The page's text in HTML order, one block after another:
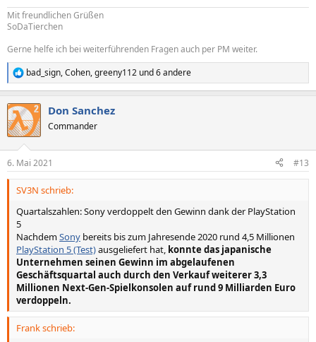
Mit freundlichen Grüßen
SoDaTierchen
Gerne helfe ich bei weiterführenden Fragen auch per PM weiter.
R
e
k
t
i
e
n
bad_sign,Cohen,greeny112 und 6 andere
Don Sanchez
Commander
6. Mai 2021 #13
SV3N schrieb:
Quartalszahlen: Sony verdoppelt den Gewinn dank der PlayStation
5
NachdemSony bereits bis zum Jahresende 2020 rund 4,5 Millionen
PlayStation 5 (Test)ausgeliefert hat, konnte das japanische
Unternehmen seinen Gewinn im abgelaufenen
Geschäftsquartal auch durch den Verkauf weiterer 3,3
Millionen Next-Gen-Spielkonsolen auf rund 9 Milliarden Euro
verdoppeln.
Frank schrieb: